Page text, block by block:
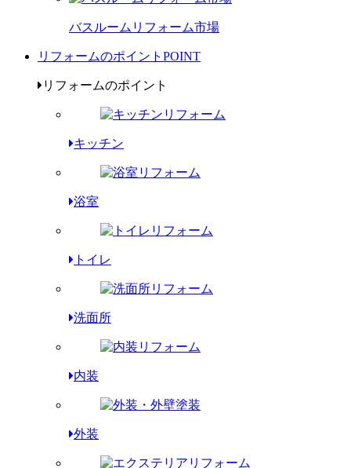
バスルームリフォーム市場
リフォームのポイント POINT
リフォームのポイント
キッチン
浴室
トイレ
洗面所
内装
外装